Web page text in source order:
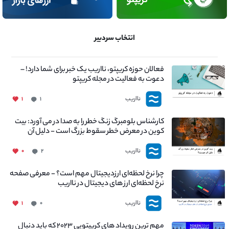
انتخاب سردبیر
فعالان حوزه کریپتو، نااریب یک خبر برای شما دارد! –
دعوت به فعالیت در مجله کریپتو
نااریب ۱ ۱
کارشناس بلومبرگ زنگ خطر را به صدا در می آورد: بیت
کوین در معرض خطر سقوط بزرگ است - دلیل آن
چیست؟
نااریب ۲ ۰
چرا نرخ لحظه‌ای ارزدیجیتال مهم است؟ - معرفی صفحه
نرخ لحظه‌ای ارز های دیجیتال در نااریب
نااریب ۰ ۱
مهم ترین رویداد های کریپتویی ۲۰۲۳ که باید دنبال